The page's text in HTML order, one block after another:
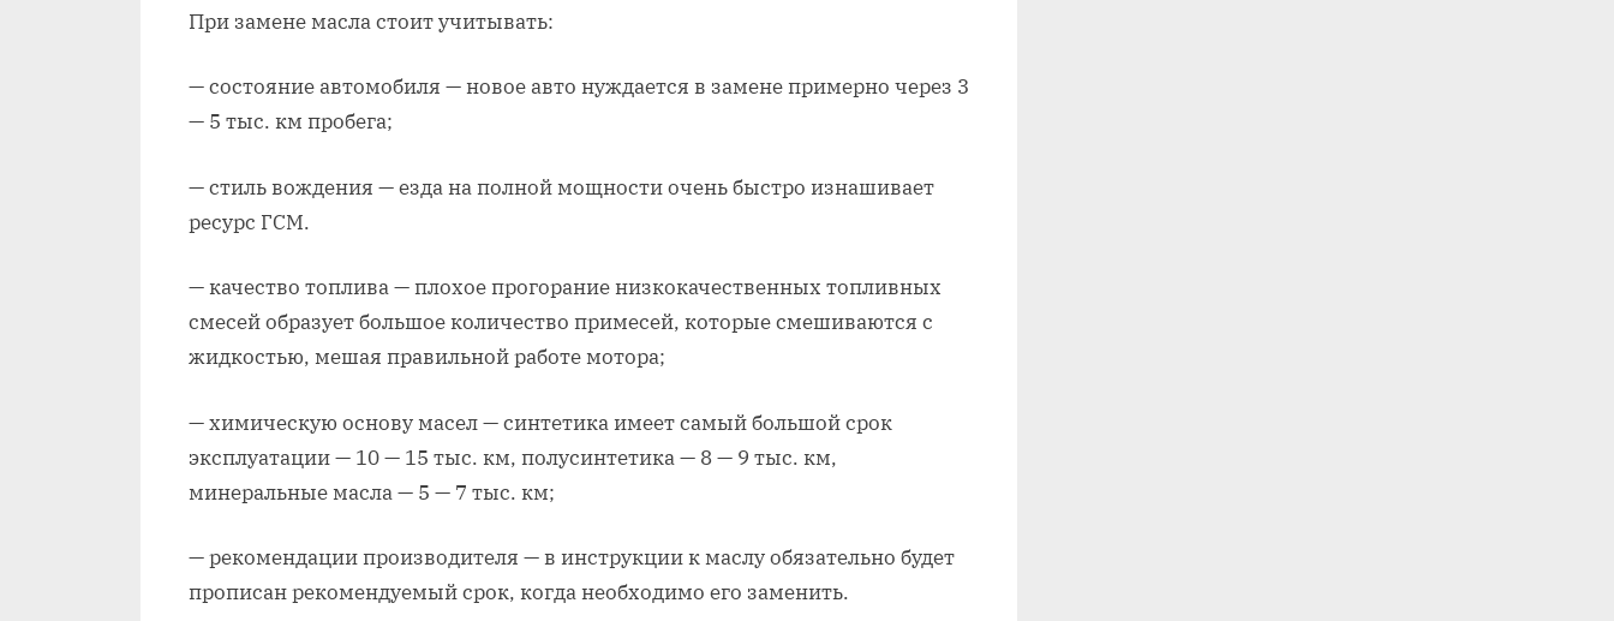
При замене масла стоит учитывать:
— состояние автомобиля — новое авто нуждается в замене примерно через 3
— 5 тыс. км пробега;
— стиль вождения — езда на полной мощности очень быстро изнашивает
ресурс ГСМ.
— качество топлива — плохое прогорание низкокачественных топливных
смесей образует большое количество примесей, которые смешиваются с
жидкостью, мешая правильной работе мотора;
— химическую основу масел — синтетика имеет самый большой срок
эксплуатации — 10 — 15 тыс. км, полусинтетика — 8 — 9 тыс. км,
минеральные масла — 5 — 7 тыс. км;
— рекомендации производителя — в инструкции к маслу обязательно будет
прописан рекомендуемый срок, когда необходимо его заменить.